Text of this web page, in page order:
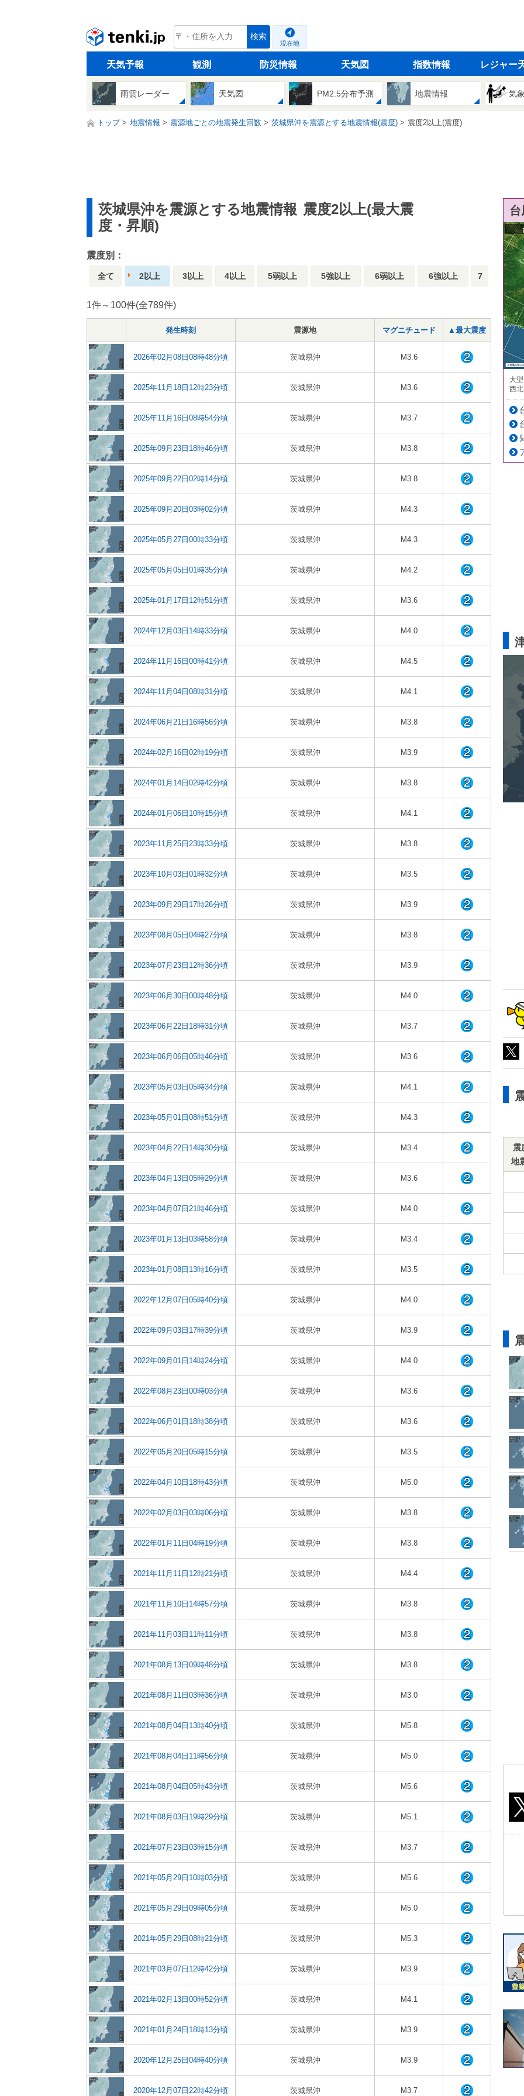
tenki.jp 検索
現在地
天気予報 観測 防災情報 天気図 指数情報 レジャー
雨雲レーダー 天気図 PM2.5分布予測 地震情報 気
トップ 地震情報 震源地ごとの地震発生回数 茨城県沖を震源とする地震情報(震度) 震度2以上(震度)
茨城県沖を震源とする地震情報 震度2以上(最大震
度・昇順)
震度別：
全て 2以上 3以上 4以上 5弱以上 5強以上 6弱以上 6強以上 7
1件～100件(全789件)
発生時刻 震源地 マグニチュード ▲最大震度
2026年02月08日08時48分頃 茨城県沖 M3.6
2025年11月18日12時23分頃 茨城県沖 M3.6
2025年11月16日08時54分頃 茨城県沖 M3.7
2025年09月23日18時46分頃 茨城県沖 M3.8
2025年09月22日02時14分頃 茨城県沖 M3.8
2025年09月20日03時02分頃 茨城県沖 M4.3
2025年05月27日00時33分頃 茨城県沖 M4.3
2025年05月05日01時35分頃 茨城県沖 M4.2
2025年01月17日12時51分頃 茨城県沖 M3.6
2024年12月03日14時33分頃 茨城県沖 M4.0
2024年11月16日00時41分頃 茨城県沖 M4.5
2024年11月04日08時31分頃 茨城県沖 M4.1
2024年06月21日16時56分頃 茨城県沖 M3.8
2024年02月16日02時19分頃 茨城県沖 M3.9
2024年01月14日02時42分頃 茨城県沖 M3.8
2024年01月06日10時15分頃 茨城県沖 M4.1
2023年11月25日23時33分頃 茨城県沖 M3.8
2023年10月03日01時32分頃 茨城県沖 M3.5
2023年09月29日17時26分頃 茨城県沖 M3.9
2023年08月05日04時27分頃 茨城県沖 M3.8
2023年07月23日12時36分頃 茨城県沖 M3.9
2023年06月30日00時48分頃 茨城県沖 M4.0
2023年06月22日18時31分頃 茨城県沖 M3.7
2023年06月06日05時46分頃 茨城県沖 M3.6
2023年05月03日05時34分頃 茨城県沖 M4.1
2023年05月01日08時51分頃 茨城県沖 M4.3
2023年04月22日14時30分頃 茨城県沖 M3.4
2023年04月13日05時29分頃 茨城県沖 M3.6
2023年04月07日21時46分頃 茨城県沖 M4.0
2023年01月13日03時58分頃 茨城県沖 M3.4
2023年01月08日13時16分頃 茨城県沖 M3.5
2022年12月07日05時40分頃 茨城県沖 M4.0
2022年09月03日17時39分頃 茨城県沖 M3.9
2022年09月01日14時24分頃 茨城県沖 M4.0
2022年08月23日00時03分頃 茨城県沖 M3.6
2022年06月01日18時38分頃 茨城県沖 M3.6
2022年05月20日05時15分頃 茨城県沖 M3.5
2022年04月10日18時43分頃 茨城県沖 M5.0
2022年02月03日03時06分頃 茨城県沖 M3.8
2022年01月11日04時19分頃 茨城県沖 M3.8
2021年11月11日12時21分頃 茨城県沖 M4.4
2021年11月10日14時57分頃 茨城県沖 M3.8
2021年11月03日11時11分頃 茨城県沖 M3.8
2021年08月13日09時48分頃 茨城県沖 M3.8
2021年08月11日03時36分頃 茨城県沖 M3.0
2021年08月04日13時40分頃 茨城県沖 M5.8
2021年08月04日11時56分頃 茨城県沖 M5.0
2021年08月04日05時43分頃 茨城県沖 M5.6
2021年08月03日19時29分頃 茨城県沖 M5.1
2021年07月23日03時15分頃 茨城県沖 M3.7
2021年05月29日10時03分頃 茨城県沖 M5.6
2021年05月29日09時05分頃 茨城県沖 M5.0
2021年05月29日08時21分頃 茨城県沖 M5.3
2021年03月07日12時42分頃 茨城県沖 M3.9
2021年02月13日00時52分頃 茨城県沖 M4.1
2021年01月24日18時13分頃 茨城県沖 M3.9
2020年12月25日04時40分頃 茨城県沖 M3.9
2020年12月07日22時42分頃 茨城県沖 M3.7
大
西
震
地